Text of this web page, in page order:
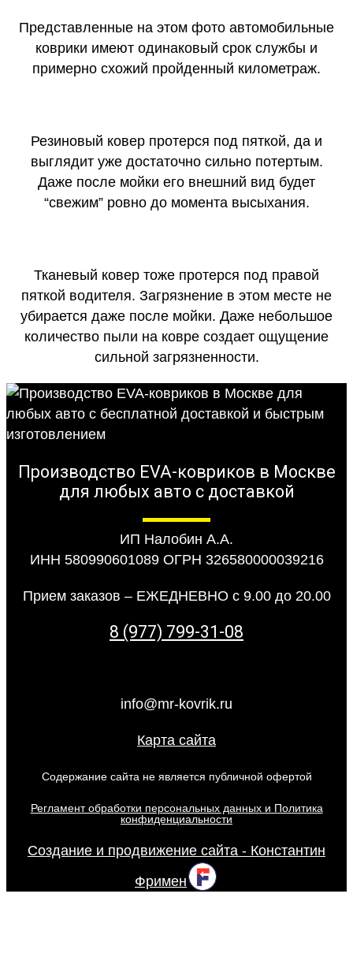
Представленные на этом фото автомобильные
коврики имеют одинаковый срок службы и
примерно схожий пройденный километраж.
Резиновый ковер протерся под пяткой, да и
выглядит уже достаточно сильно потертым.
Даже после мойки его внешний вид будет
“свежим” ровно до момента высыхания.
Тканевый ковер тоже протерся под правой
пяткой водителя. Загрязнение в этом месте не
убирается даже после мойки. Даже небольшое
количество пыли на ковре создает ощущение
сильной загрязненности.
Производство EVA-ковриков в Москве
для любых авто с доставкой
ИП Налобин А.А.
ИНН 580990601089 ОГРН 326580000039216
Прием заказов – ЕЖЕДНЕВНО с 9.00 до 20.00
8 (977) 799-31-08
info@mr-kovrik.ru
Карта сайта
Содержание сайта не является публичной офертой
Регламент обработки персональных данных и Политика
конфиденциальности
Создание и продвижение сайта - Константин
Фримен